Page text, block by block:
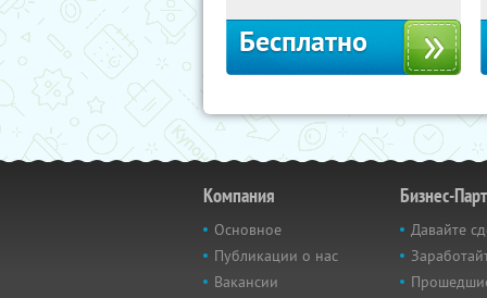
Бесплатно
Компания
Основное
Публикации о нас
Вакансии
Бизнес-
Давайте